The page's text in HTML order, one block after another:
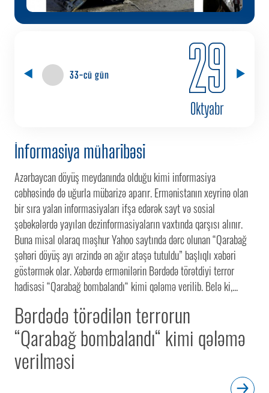
33-cü gün 29
Oktyabr
İnformasiya müharibəsi
Bərdədə törədilən terrorun
“Qarabağ bombalandı“ kimi qələmə
verilməsi
Azərbaycan döyüş meydanında olduğu kimi informasiya
cəbhəsində də uğurla mübarizə aparır. Ermənistanın xeyrinə olan
bir sıra yalan informasiyaları ifşa edərək sayt və sosial
şəbəkələrdə yayılan dezinformasiyaların vaxtında qarşısı alınır.
Buna misal olaraq məşhur Yahoo saytında dərc olunan “Qarabağ
şəhəri döyüş ayı ərzində ən ağır atəşə tutuldu” başlıqlı xəbəri
göstərmək olar. Xəbərdə ermənilərin Bərdədə törətdiyi terror
hadisəsi “Qarabağ bombalandı“ kimi qələmə verilib. Belə ki,...